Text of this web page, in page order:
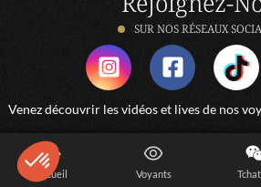
Accueil Voyants
SUR NOS RÉSEAUX
Venez découvrir les vidéos et lives de nos